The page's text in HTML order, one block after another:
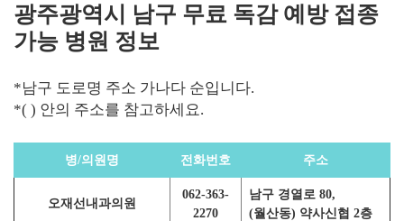
광주광역시 남구 무료 독감 예방 접종
가능 병원 정보
*남구 도로명 주소 가나다 순입니다.
*( ) 안의 주소를 참고하세요.
병/의원명 전화번호 주소
오재선내과의원
062-363-
2270
남구 경열로 80,
(월산동) 약사신협 2층